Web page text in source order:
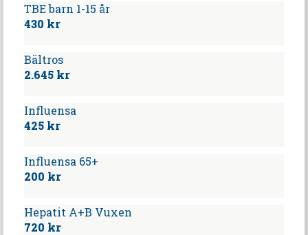
TBE barn 1-15 år
430 kr
Bältros
2.645 kr
Influensa
425 kr
Influensa 65+
200 kr
Hepatit A+B Vuxen
720 kr